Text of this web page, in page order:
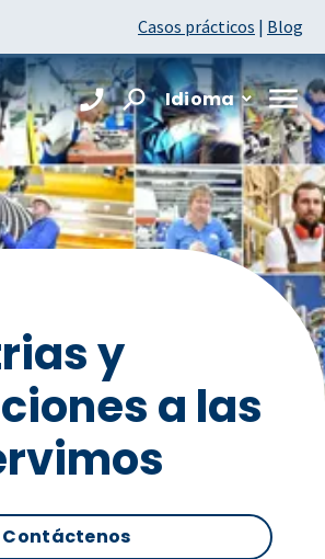
Casos prácticos | Blog
Idioma
y
a las
Contáctenos